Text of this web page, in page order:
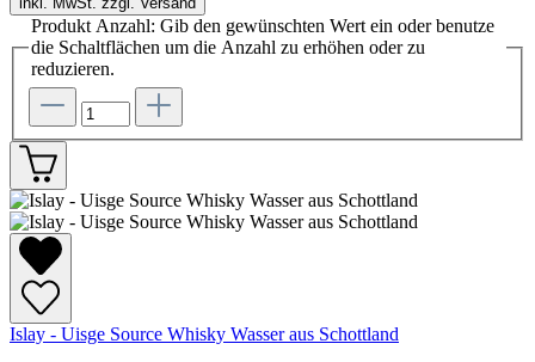
Produkt Anzahl: Gib den gewünschten Wert ein oder benutze
die Schaltflächen um die Anzahl zu erhöhen oder zu
reduzieren.
Islay - Uisge Source Whisky Wasser aus Schottland